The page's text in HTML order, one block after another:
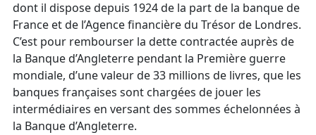
dont il dispose depuis 1924 de la part de la banque de
France et de l’Agence financière du Trésor de Londres.
C’est pour rembourser la dette contractée auprès de
la Banque d’Angleterre pendant la Première guerre
mondiale, d’une valeur de 33 millions de livres, que les
banques françaises sont chargées de jouer les
intermédiaires en versant des sommes échelonnées à
la Banque d’Angleterre.